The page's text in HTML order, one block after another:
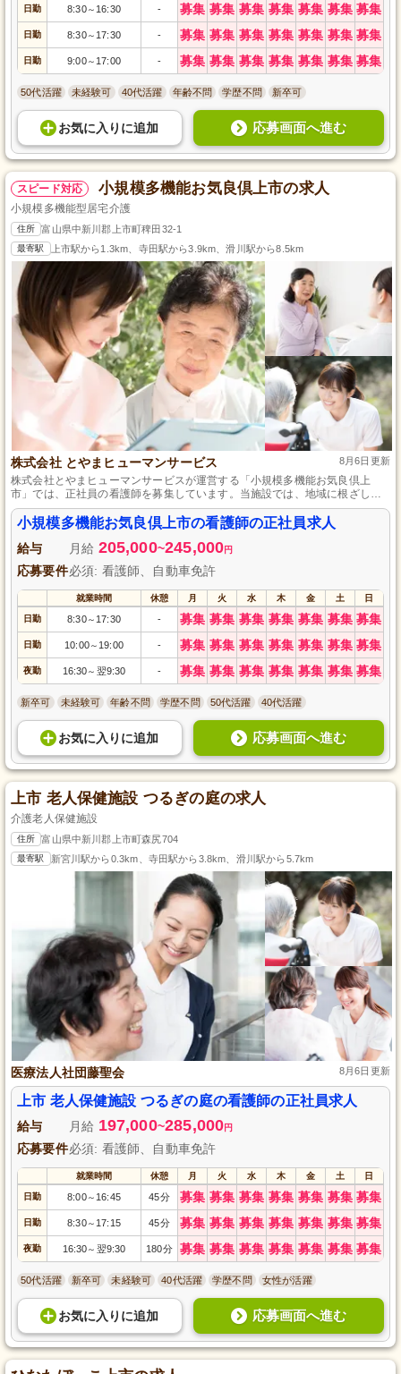
日勤 8:30～ 16:30 - 募集 募集 募集 募集 募集 募集 募集
日勤 8:30～ 17:30 - 募集 募集 募集 募集 募集 募集 募集
日勤 9:00～ 17:00 - 募集 募集 募集 募集 募集 募集 募集
50代活躍 未経験可 40代活躍 年齢不問 学歴不問 新卒可
お気に入り に追加 応募画面へ進む
スピード対応 小規模多機能お気良倶上市の求人
小規模多機能型居宅介護
住所 富山県中新川郡上市町稗田32-1
最寄駅 上市駅から1.3km、寺田駅から3.9km、滑川駅から8.5km
株式会社 とやまヒューマンサービス 8月6日更新
株式会社とやまヒューマンサービスが運営する「小規模多機能お気良倶上
市」では、正社員の看護師を募集しています。当施設では、地域に根ざした
温かな介護サービスを提供しており、あなたの専門知識と経験を活かして、
利用者様に最良のケアを提供してください。地域との連携を重視した働きや
すい環境で、一緒に成長しませんか。資格や経験は問いません。あなたのご
応募をお待ちしています。
小規模多機能お気良倶上市の看護師の正社員求人
給与 月給 205,000~245,000円
応募要件必須: 看護師、自動車免許
就業時間 休憩 月 火 水 木 金 土 日
日勤 8:30～ 17:30 - 募集 募集 募集 募集 募集 募集 募集
日勤 10:00～ 19:00 - 募集 募集 募集 募集 募集 募集 募集
夜勤 16:30～ 翌9:30 - 募集 募集 募集 募集 募集 募集 募集
新卒可 未経験可 年齢不問 学歴不問 50代活躍 40代活躍
お気に入り に追加 応募画面へ進む
上市 老人保健施設 つるぎの庭の求人
介護老人保健施設
住所 富山県中新川郡上市町森尻704
最寄駅 新宮川駅から0.3km、寺田駅から3.8km、滑川駅から5.7km
医療法人社団藤聖会 8月6日更新
上市 老人保健施設 つるぎの庭の看護師の正社員求人
給与 月給 197,000~285,000円
応募要件必須: 看護師、自動車免許
就業時間 休憩 月 火 水 木 金 土 日
日勤 8:00～ 16:45 45分 募集 募集 募集 募集 募集 募集 募集
日勤 8:30～ 17:15 45分 募集 募集 募集 募集 募集 募集 募集
夜勤 16:30～ 翌9:30 180分 募集 募集 募集 募集 募集 募集 募集
50代活躍 新卒可 未経験可 40代活躍 学歴不問 女性が活躍
お気に入り に追加 応募画面へ進む